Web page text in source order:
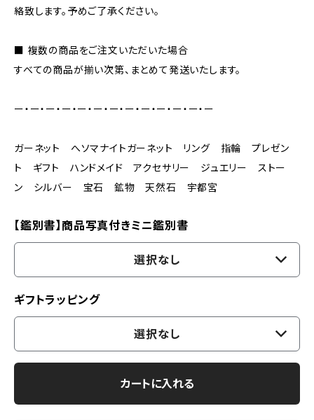
絡致します。予めご了承ください。
■ 複数の商品をご注文いただいた場合
すべての商品が揃い次第、まとめて発送いたします。
ー・ー・ー・ー・ー・ー・ー・ー・ー・ー・ー・ー・ー
ガーネット へソマナイトガーネット リング 指輪 プレゼン
ト ギフト ハンドメイド アクセサリー ジュエリー ストー
ン シルバー 宝石 鉱物 天然石 宇都宮
【鑑別書】商品写真付きミニ鑑別書
選択なし
ギフトラッピング
選択なし
カートに入れる